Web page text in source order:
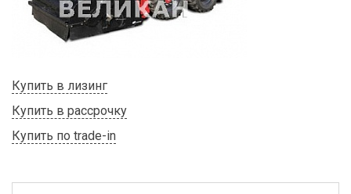
Купить в лизинг
Купить в рассрочку
Купить по trade-in